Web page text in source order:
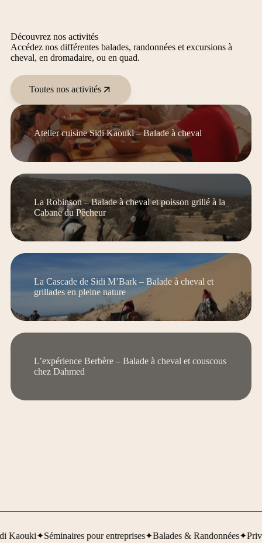
Découvrez nos activités
Accédez nos différentes balades, randonnées et excursions à
cheval, en dromadaire, ou en quad.
Toutes nos activités
Atelier cuisine Sidi Kaouki – Balade à cheval
La Robinson – Balade à cheval et poisson grillé à la
Cabane du Pêcheur
La Cascade de Sidi M’Bark – Balade à cheval et
grillades en pleine nature
L’expérience Berbère – Balade à cheval et couscous
chez Dahmed
Kaouki✦Séminaires pour entreprises✦Balades & Randonnées✦